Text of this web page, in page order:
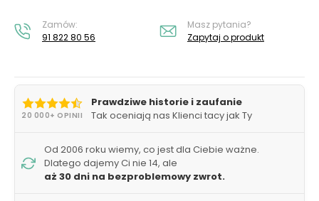
Zamów:
91 822 80 56
Masz pytania?
Zapytaj o produkt
20 000+ OPINII
Prawdziwe historie i zaufanie
Tak oceniają nas Klienci tacy jak Ty
Od 2006 roku wiemy, co jest dla Ciebie ważne.
Dlatego dajemy Ci nie 14, ale
aż 30 dni na bezproblemowy zwrot.